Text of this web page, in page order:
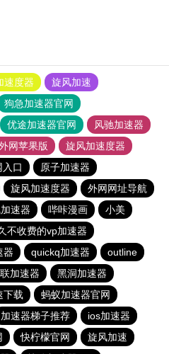
速度器
旋风加速
狗急加速器官网
优途加速器官网
风驰加速器
网苹果版
旋风加速度器
口
原子加速器
旋风加速度器
外网网址导航
速器 哔咔漫画
小美
不收费的vp加速器
器 quickq加速器
outline
加速器
黑洞加速器
下载
蚂蚁加速器官网
加速器梯子推荐
ios加速器
快柠檬官网
旋风加速